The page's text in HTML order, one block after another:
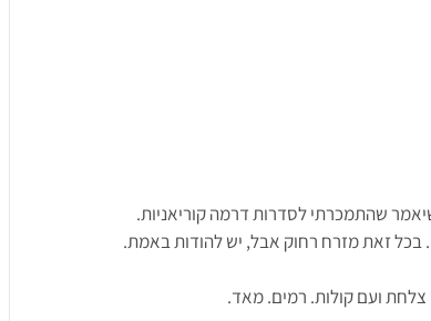
שהתמכרתי לסדרות דרמה קוריאניות.
בכל זאת מזרח רחוק אבל, יש להודות באמת.
צלחת ועם קולות. רמים. מאד.